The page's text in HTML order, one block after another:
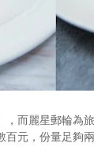
而麗星郵輪為
元，份量足夠